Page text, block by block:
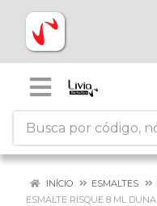
INÍCIO ESMALTES
ESMALTE RISQUE 8 ML DUNA